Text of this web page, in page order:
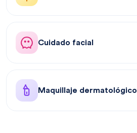
Cuidado facial
Maquillaje dermatológico